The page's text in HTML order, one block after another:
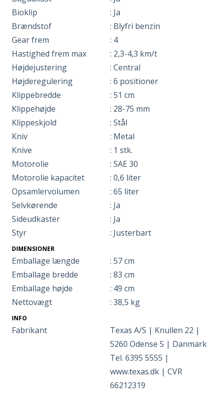
Bioklip
: Ja
Brændstof
: Blyfri benzin
Gear frem
: 4
Hastighed frem max
: 2,3-4,3 km/t
Højdejustering
: Central
Højderegulering
: 6 positioner
Klippebredde
: 51 cm
Klippehøjde
: 28-75 mm
Klippeskjold
: Stål
Kniv
: Metal
Knive
: 1 stk.
Motorolie
: SAE 30
Motorolie kapacitet
: 0,6 liter
Opsamlervolumen
: 65 liter
Selvkørende
: Ja
Sideudkaster
: Ja
Styr
: Justerbart
DIMENSIONER
Emballage længde
: 57 cm
Emballage bredde
: 83 cm
Emballage højde
: 49 cm
Nettovægt
: 38,5 kg
INFO
Fabrikant
Texas A/S | Knullen 22 |
5260 Odense S | Danmark
Tel. 6395 5555 |
www.texas.dk | CVR
66212319